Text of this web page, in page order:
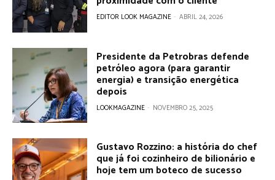
EDITOR LOOK MAGAZINE - ABRIL 24, 2026
Presidente da Petrobras defende
petróleo agora (para garantir
energia) e transição energética
depois
LOOKMAGAZINE - NOVEMBRO 25, 2025
Gustavo Rozzino: a história do chef
que já foi cozinheiro de bilionário e
hoje tem um boteco de sucesso